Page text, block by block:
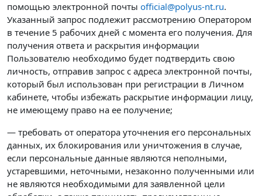
помощью электронной почты official@polyus-nt.ru.
Указанный запрос подлежит рассмотрению Оператором
в течение 5 рабочих дней с момента его получения. Для
получения ответа и раскрытия информации
Пользователю необходимо будет подтвердить свою
личность, отправив запрос с адреса электронной почты,
который был использован при регистрации в Личном
кабинете, чтобы избежать раскрытие информации лицу,
не имеющему право на ее получение;
— требовать от оператора уточнения его персональных
данных, их блокирования или уничтожения в случае,
если персональные данные являются неполными,
устаревшими, неточными, незаконно полученными или
не являются необходимыми для заявленной цели